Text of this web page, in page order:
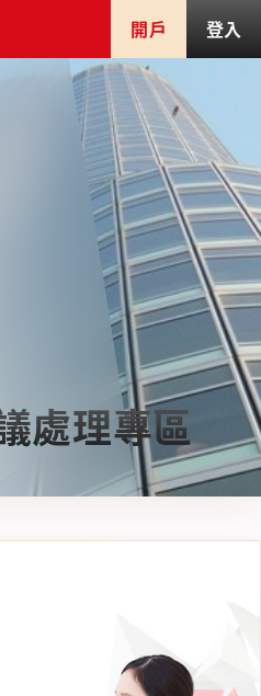
開戶 登入
處理專區